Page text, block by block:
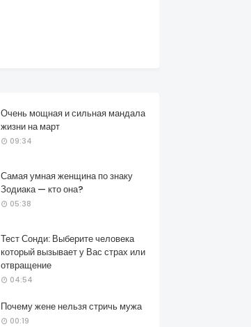
Очень мощная и сильная мандала
жизни на март
09:34
Самая умная женщина по знаку
Зодиака — кто она?
05:38
Тест Сонди: Выберите человека
который вызывает у Вас страх или
отвращение
04:54
Почему жене нельзя стричь мужа
00:19